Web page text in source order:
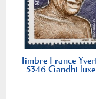
Timbre France
5346 Gandhi